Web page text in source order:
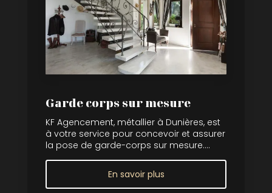
Garde corps sur mesure
KF Agencement, métallier à Dunières, est
à votre service pour concevoir et assurer
la pose de garde-corps sur mesure....
En savoir plus